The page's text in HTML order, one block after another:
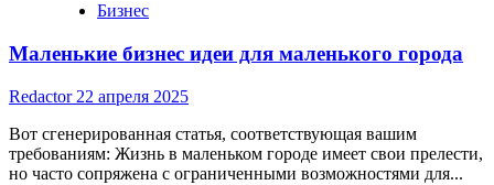
Бизнес
Маленькие бизнес идеи для маленького города
Redactor 22 апреля 2025
Вот сгенерированная статья, соответствующая вашим
требованиям: Жизнь в маленьком городе имеет свои прелести,
но часто сопряжена с ограниченными возможностями для...